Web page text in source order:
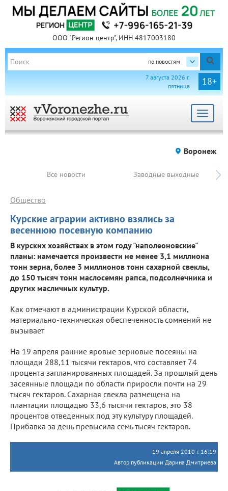
ООО "Регион центр", ИНН 4817003180
по новостям
18+
7 августа 2026 г.
пятница
Toggle
Воронеж
Все новости Заводные выходные
Курские аграрии активно взялись за
весеннюю посевную компанию
Общество
В курских хозяйствах в этом году "наполеоновские"
планы: намечается произвести не менее 3,1 миллиона
тонн зерна, более 3 миллионов тонн сахарной свеклы,
до 150 тысяч тонн маслосемян рапса, подсолнечника и
других масличных культур.
Как отмечают в администрации Курской области,
материально-техническая обеспеченность сомнений не
вызывает
На 19 апреля ранние яровые зерновые посеяны на
площади 288,11 тысячи гектаров, что составляет 74
процента запланированных площадей. За прошлый день
засеянные площади по области приросли почти на 29
тысяч гектаров. Сахарная свекла размещена на
плантации площадью 33,6 тысячи гектаров, это 38
процентов отведенных под эту культуру площадей.
Прибавка за день превысила семь тысяч гектаров.
19 апреля 2010 г. 16:19
Автор публикации Дарина Дмитриева